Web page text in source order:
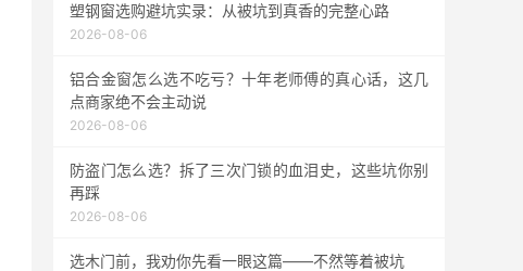
塑钢窗选购避坑实录：从被坑到真香的完整心路
2026-08-06
铝合金窗怎么选不吃亏？十年老师傅的真心话，这几
点商家绝不会主动说
2026-08-06
防盗门怎么选？拆了三次门锁的血泪史，这些坑你别
再踩
2026-08-06
选木门前，我劝你先看一眼这篇——不然等着被坑